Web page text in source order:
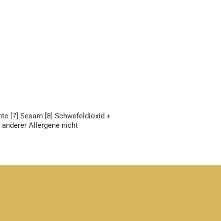
[7] Sesam [8] Schwefeldioxid +
Allergene nicht